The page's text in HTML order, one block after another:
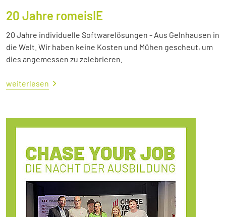
20 Jahre romeisIE
20 Jahre individuelle Softwarelösungen - Aus Gelnhausen in
die Welt. Wir haben keine Kosten und Mühen gescheut, um
dies angemessen zu zelebrieren.
weiterlesen